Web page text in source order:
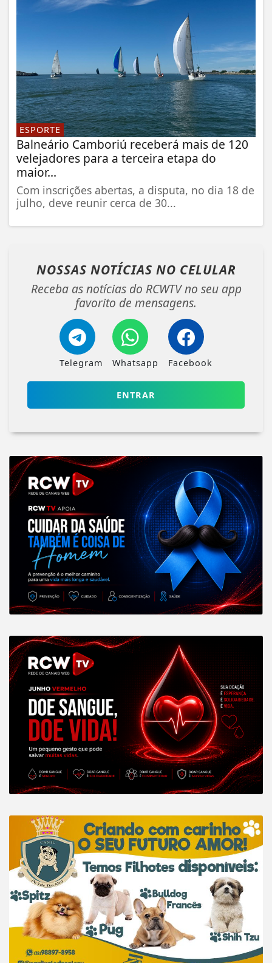
ESPORTE
Balneário Camboriú receberá mais de 120
velejadores para a terceira etapa do
maior...
Com inscrições abertas, a disputa, no dia 18 de
julho, deve reunir cerca de 30...
NOSSAS NOTÍCIAS NO CELULAR
Receba as notícias do RCWTV no seu app
favorito de mensagens.
Telegram Whatsapp Facebook
ENTRAR